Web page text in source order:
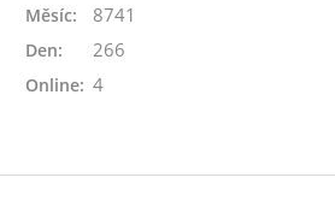
Online: 4
Měsíc: 8741
Den: 266